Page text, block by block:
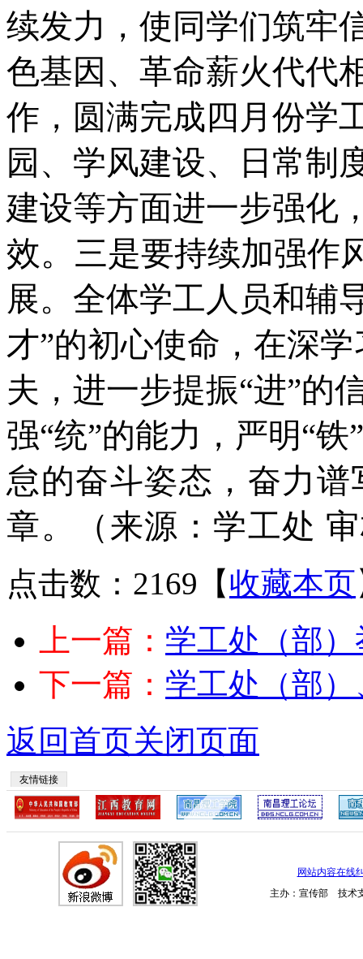
续发力， 使同学们筑牢
色基因、革命薪火代代
作，圆满完成四月份学
园、学风建设、日常制
建设等方面进一步强化
效。 三是要持续加强作
展。 全体学工人员和辅
才”的初心使命，在深
夫， 进一步提振“进”的
强“统”的能力，严明“铁
怠的奋斗姿态，奋力
章。（来源：学工处
点击数：2169 【收藏本页
上一篇： 学工处（部
下一篇： 学工处（部
返回首页关闭页面
友情链接
网站内容在线
主办：宣传部 技术